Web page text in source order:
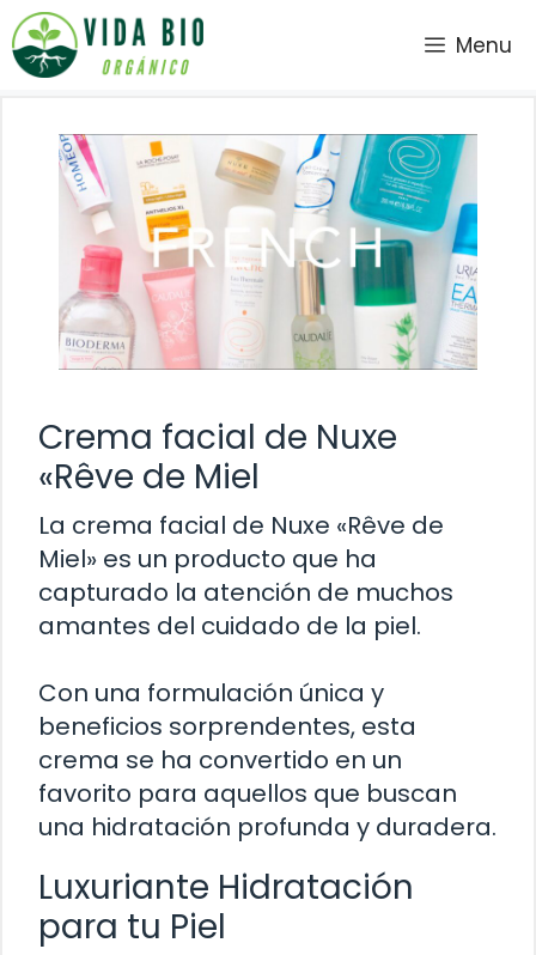
Saltar
al
contenido
Menu
Crema facial de Nuxe
«Rêve de Miel
La crema facial de Nuxe «Rêve de
Miel» es un producto que ha
capturado la atención de muchos
amantes del cuidado de la piel.
Con una formulación única y
beneficios sorprendentes, esta
crema se ha convertido en un
favorito para aquellos que buscan
una hidratación profunda y duradera.
Luxuriante Hidratación
para tu Piel